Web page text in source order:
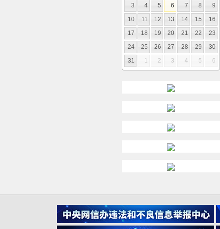
3
4 5 6 7 8
9
10
11 12 13 14 15
16
17
18 19 20 21 22
23
24
25 26 27 28 29
30
31
1 2 3 4 5 6